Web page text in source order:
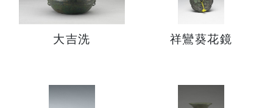
大吉洗 祥鸞葵花鏡